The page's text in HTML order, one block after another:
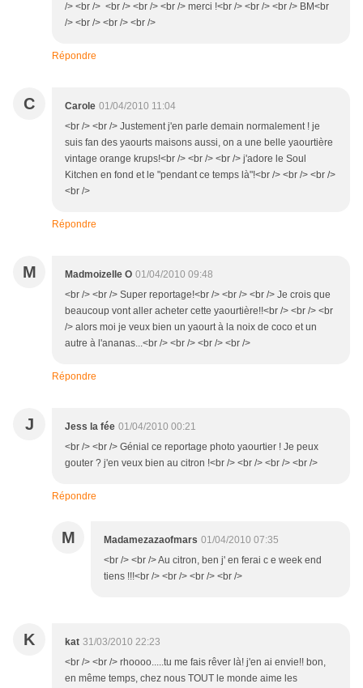
/> <br /> <br /> <br /> <br /> merci !<br /> <br /> <br /> BM<br
/> <br /> <br /> <br />
Répondre
C Carole 01/04/2010 11:04
<br /> <br /> Justement j'en parle demain normalement ! je
suis fan des yaourts maisons aussi, on a une belle yaourtière
vintage orange krups!<br /> <br /> <br /> j'adore le Soul
Kitchen en fond et le "pendant ce temps là"!<br /> <br /> <br />
<br />
Répondre
M Madmoizelle O 01/04/2010 09:48
<br /> <br /> Super reportage!<br /> <br /> <br /> Je crois que
beaucoup vont aller acheter cette yaourtière!!<br /> <br /> <br
/> alors moi je veux bien un yaourt à la noix de coco et un
autre à l'ananas...<br /> <br /> <br /> <br />
Répondre
J Jess la fée 01/04/2010 00:21
<br /> <br /> Génial ce reportage photo yaourtier ! Je peux
gouter ? j'en veux bien au citron !<br /> <br /> <br /> <br />
Répondre
M Madamezazaofmars 01/04/2010 07:35
<br /> <br /> Au citron, ben j' en ferai c e week end
tiens !!!<br /> <br /> <br /> <br />
K kat 31/03/2010 22:23
<br /> <br /> rhoooo.....tu me fais rêver là! j'en ai envie!! bon,
en même temps, chez nous TOUT le monde aime les